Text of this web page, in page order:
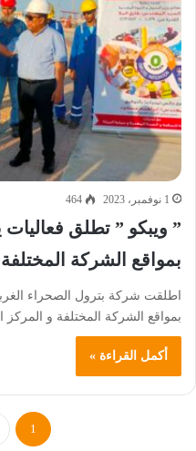
1 نوفمبر، 2023 464
” ويبكو ” تطلق
بمواقع الشركة المختلفة
اطلقت شركة بترول الصحراء
بمواقع الشركة المختلفة و
أكمل القراءة »
1